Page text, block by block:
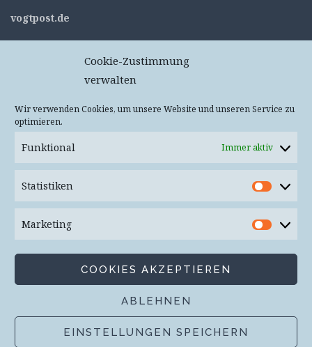
Cookie-Zustimmung
verwalten
Wir verwenden Cookies, um unsere Website und unseren Service zu
optimieren.
Funktional Immer aktiv
Statistiken
Marketing
COOKIES AKZEPTIEREN
ABLEHNEN
EINSTELLUNGEN SPEICHERN
vogtpost.de
Kurt-Schumacher-Straße 76
67663 Kaiserslautern
Keine Pakete oder Päckchen – Annahme wird
verweigert!
Bluesky:@vogtpost.bsky.social
Mastodon:@vogtpost
Proudly powered by WordPress | Theme: Plane von